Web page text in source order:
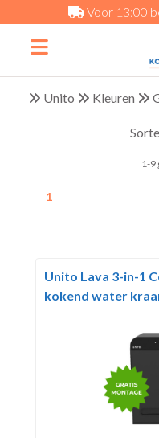
Voor 13:00
Unito Kleuren
1-9
1
Unito Lava 3-in-1
kokend water